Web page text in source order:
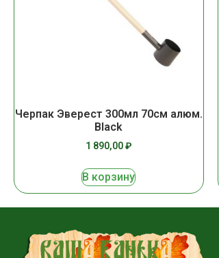
Черпак Эверест 300мл 70см алюм.
Black
1 890,00₽
В корзину